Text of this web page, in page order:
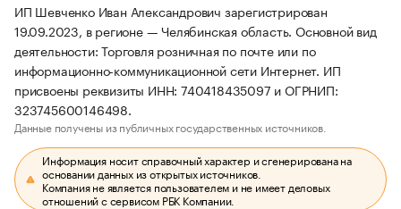
ИП Шевченко Иван Александрович зарегистрирован
19.09.2023, в регионе — Челябинская область. Основной вид
деятельности: Торговля розничная по почте или по
информационно-коммуникационной сети Интернет. ИП
присвоены реквизиты ИНН: 740418435097 и ОГРНИП:
323745600146498.
Данные получены из публичных государственных источников.
Информация носит справочный характер и сгенерирована на
основании данных из открытых источников.
Компания не является пользователем и не имеет деловых
отношений с сервисом РБК Компании.